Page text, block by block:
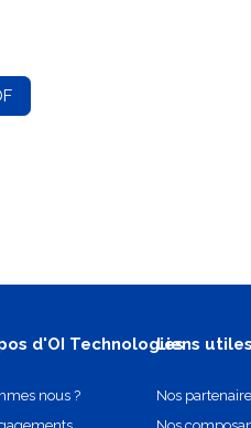
d'OI Technologies
nous ?
Liens utiles
Nos